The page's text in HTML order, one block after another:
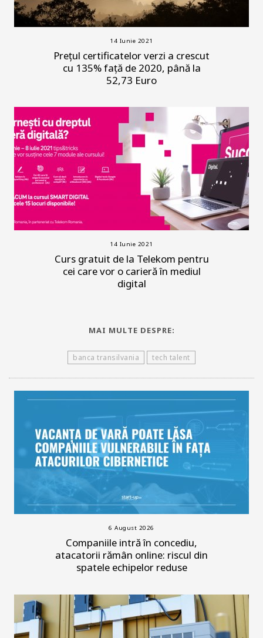
14 Iunie 2021
Prețul certificatelor verzi a crescut
cu 135% față de 2020, până la
52,73 Euro
14 Iunie 2021
Curs gratuit de la Telekom pentru
cei care vor o carieră în mediul
digital
MAI MULTE DESPRE:
banca transilvania tech talent
6 August 2026
Companiile intră în concediu,
atacatorii rămân online: riscul din
spatele echipelor reduse